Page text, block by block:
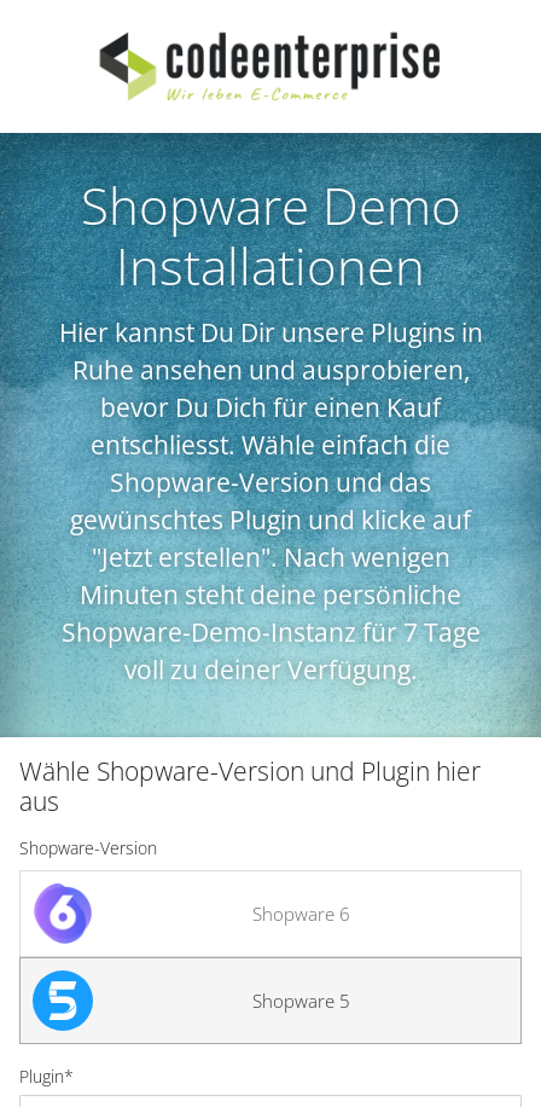
Shopware Demo
Installationen
Hier kannst Du Dir unsere Plugins in
Ruhe ansehen und ausprobieren,
bevor Du Dich für einen Kauf
entschliesst. Wähle einfach die
Shopware-Version und das
gewünschtes Plugin und klicke auf
"Jetzt erstellen". Nach wenigen
Minuten steht deine persönliche
Shopware-Demo-Instanz für 7 Tage
voll zu deiner Verfügung.
Wähle Shopware-Version und Plugin hier
aus
Shopware-Version
Shopware 6
Shopware 5
Plugin*